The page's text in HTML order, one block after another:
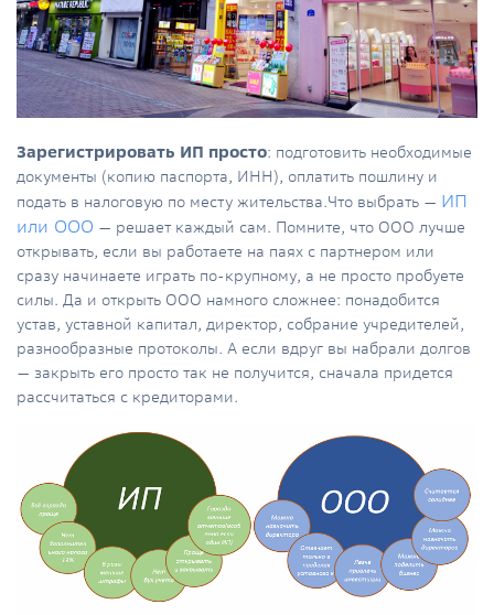
Зарегистрировать ИП просто: подготовить необходимые
документы (копию паспорта, ИНН), оплатить пошлину и
подать в налоговую по месту жительства.Что выбрать — ИП
или ООО — решает каждый сам. Помните, что ООО лучше
открывать, если вы работаете на паях с партнером или
сразу начинаете играть по-крупному, а не просто пробуете
силы. Да и открыть ООО намного сложнее: понадобится
устав, уставной капитал, директор, собрание учредителей,
разнообразные протоколы. А если вдруг вы набрали долгов
— закрыть его просто так не получится, сначала придется
рассчитаться с кредиторами.